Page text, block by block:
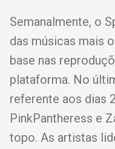
Semanalmente, o
das músicas mais
base nas
plataforma. No
referente aos dias
PinkPantheress e
topo. As artistas